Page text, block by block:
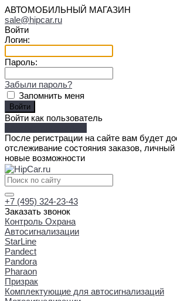
АВТОМОБИЛЬНЫЙ МАГАЗИН
sale@hipcar.ru
Войти
Логин:
Пароль:
Забыли пароль?
Запомнить меня
Войти как пользователь
После регистрации на сайте вам будет
отслеживание состояния заказов, личный
новые возможности
+7 (495) 324-23-43
Заказать звонок
Контроль Охрана
Автосигнализации
StarLine
Pandect
Pandora
Pharaon
Призрак
Комплектующие для автосигнализаций